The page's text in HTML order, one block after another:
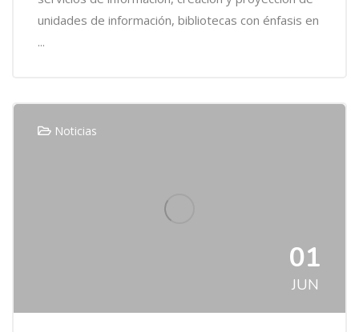
unidades de información, bibliotecas con énfasis en
...
Noticias
01
JUN